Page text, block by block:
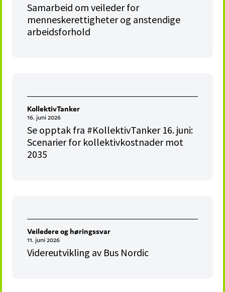
Samarbeid om veileder for
menneskerettigheter og anstendige
arbeidsforhold
KollektivTanker
16. juni 2026
Se opptak fra #KollektivTanker 16. juni:
Scenarier for kollektivkostnader mot
2035
Veiledere og høringssvar
11. juni 2026
Videreutvikling av Bus Nordic